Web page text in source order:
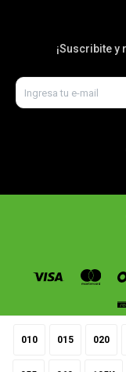
010 015 020
¡Suscribite